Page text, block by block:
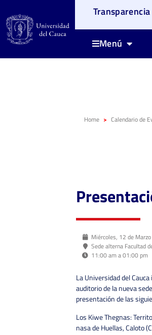
Transparencia
Menú
Home Calendario de
Miércoles, 12 de
Sede alterna Facultad
11:00 am a 01:00 pm
La Universidad del
auditorio de la nueva
presentación de las
Los Kiwe Thegnas:
nasa de Huellas, Caloto